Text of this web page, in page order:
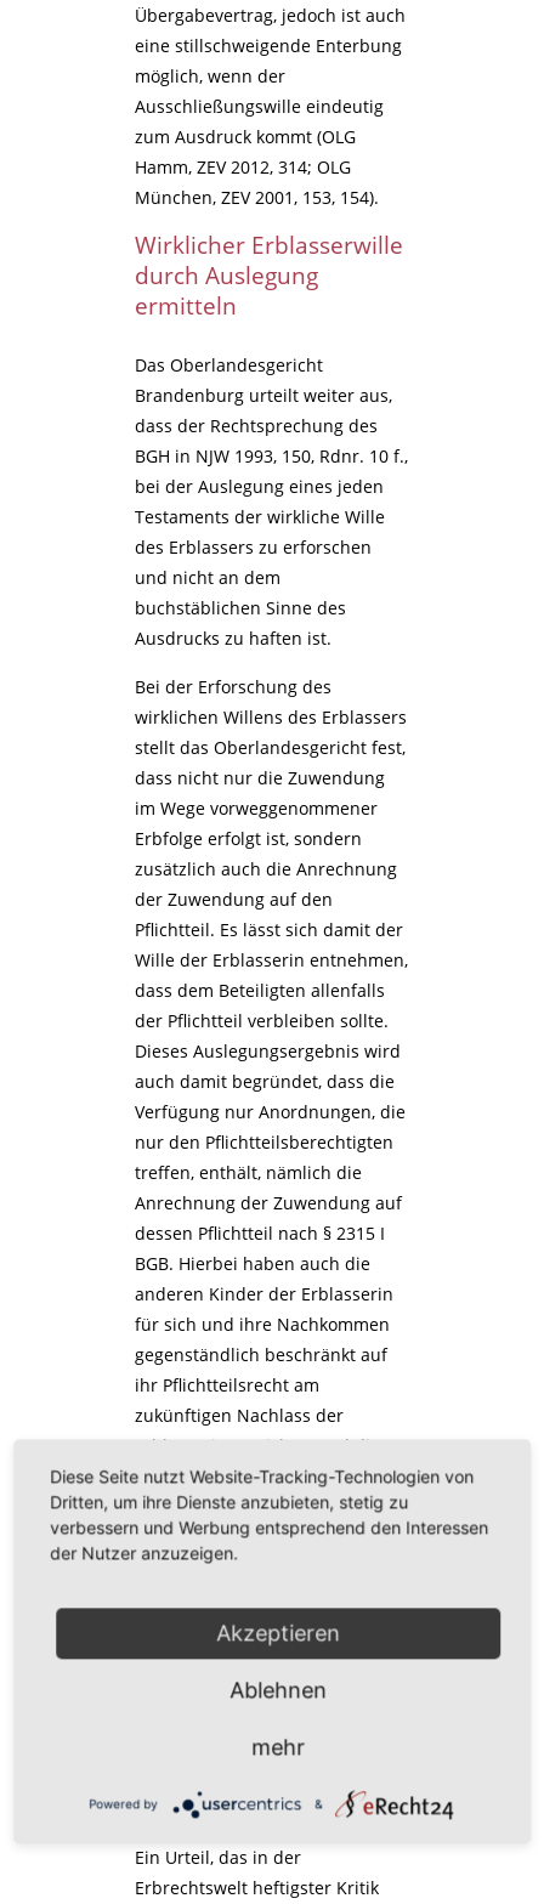
Übergabevertrag, jedoch ist auch
eine stillschweigende Enterbung
möglich, wenn der
Ausschließungswille eindeutig
zum Ausdruck kommt (OLG
Hamm, ZEV 2012, 314; OLG
München, ZEV 2001, 153, 154).
Wirklicher Erblasserwille
durch Auslegung
ermitteln
Das Oberlandesgericht
Brandenburg urteilt weiter aus,
dass der Rechtsprechung des
BGH in NJW 1993, 150, Rdnr. 10 f.,
bei der Auslegung eines jeden
Testaments der wirkliche Wille
des Erblassers zu erforschen
und nicht an dem
buchstäblichen Sinne des
Ausdrucks zu haften ist.
Bei der Erforschung des
wirklichen Willens des Erblassers
stellt das Oberlandesgericht fest,
dass nicht nur die Zuwendung
im Wege vorweggenommener
Erbfolge erfolgt ist, sondern
zusätzlich auch die Anrechnung
der Zuwendung auf den
Pflichtteil. Es lässt sich damit der
Wille der Erblasserin entnehmen,
dass dem Beteiligten allenfalls
der Pflichtteil verbleiben sollte.
Dieses Auslegungsergebnis wird
auch damit begründet, dass die
Verfügung nur Anordnungen, die
nur den Pflichtteilsberechtigten
treffen, enthält, nämlich die
Anrechnung der Zuwendung auf
dessen Pflichtteil nach § 2315 I
BGB. Hierbei haben auch die
anderen Kinder der Erblasserin
für sich und ihre Nachkommen
gegenständlich beschränkt auf
ihr Pflichtteilsrecht am
zukünftigen Nachlass der
Erblasserin verzichtet und die
Erblasserin hatte diesen Verzicht
angenommen. Diese Argumente
sprechen dafür, dass das Kind,
welches die Immobilie erhalten
als gesetzlicher Erbe am
Nachlass der Erblasserin
partizipieren sollte.
Anmerkung von
Fachanwalt für Erbrecht
Thomas Maulbetsch
Ein Urteil, das in der
Erbrechtswelt heftigster Kritik
Diese Seite nutzt Website-Tracking-Technologien von
Dritten, um ihre Dienste anzubieten, stetig zu
verbessern und Werbung entsprechend den Interessen
der Nutzer anzuzeigen.
Akzeptieren
Ablehnen
mehr
Powered by &